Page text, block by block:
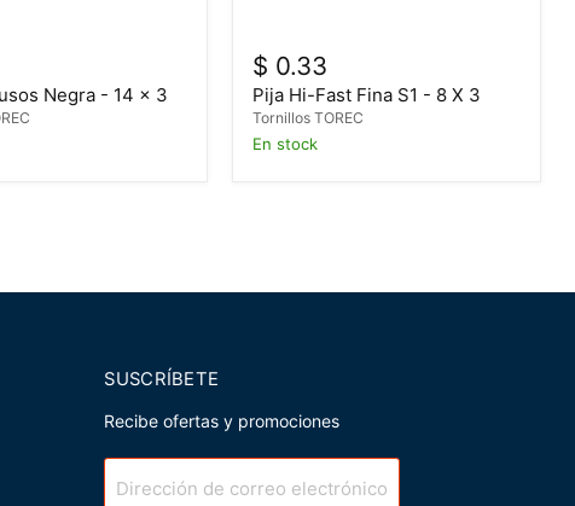
Negra - 14 x 3
$ 0.33
Pija Hi-Fast Fina S1 - 8 X 3
Tornillos TOREC
En stock
SUSCRÍBETE
Recibe ofertas y promociones
Dirección de correo electrónico